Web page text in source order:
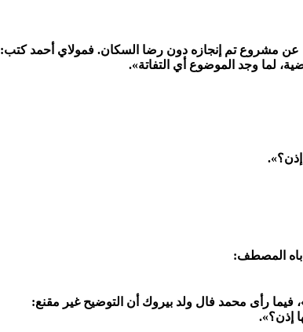
عن مشروع تم إنجازه دون رضا السكان. فمولاي أحمد كتب:
لما وجد الموضوع أي التفاتة».
اباه المصطف:
فيما رأى محمد فال ولد بيروك أن التوضيح غير مقنع:
إذن؟».